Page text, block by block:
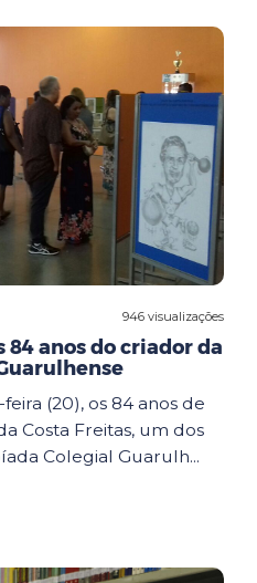
946 visualizações
84 anos do criador da
(20), os 84 anos de
Costa Freitas, um dos
Colegial Guarulh...